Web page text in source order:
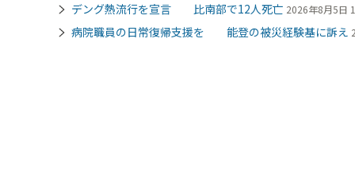
デング熱流行を宣言 比南部で12人死亡 2026年8月5日
病院職員の日常復帰支援を 能登の被災経験基に訴え